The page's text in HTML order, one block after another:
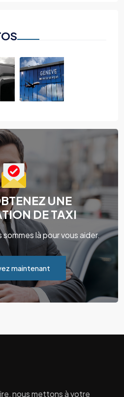
UNE
DE TAXI
là pour vous aider.
maintenant
nous mettons à votre